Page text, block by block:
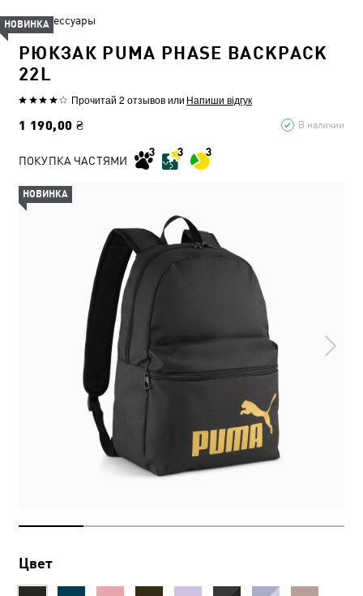
Аксессуары
РЮКЗАК PUMA PHASE BACKPACK
22L
Прочитай 2 отзывовили Напиши відгук
1 190,00 ₴ В наличии
НОВИНКА
ПОКУПКА ЧАСТЯМИ
Цвет
НОВИНКА